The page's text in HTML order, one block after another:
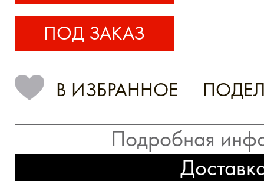
ПОД ЗАКАЗ
В ИЗБРАННОЕ
Подробная